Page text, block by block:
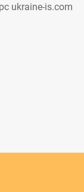
ukraine-is.com